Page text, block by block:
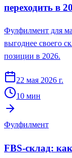
переходить в
Фулфилмент для
выгоднее своего
позиции в 2026.
22 мая 2026 г.
10 мин
Фулфилмент
FBS-склад: